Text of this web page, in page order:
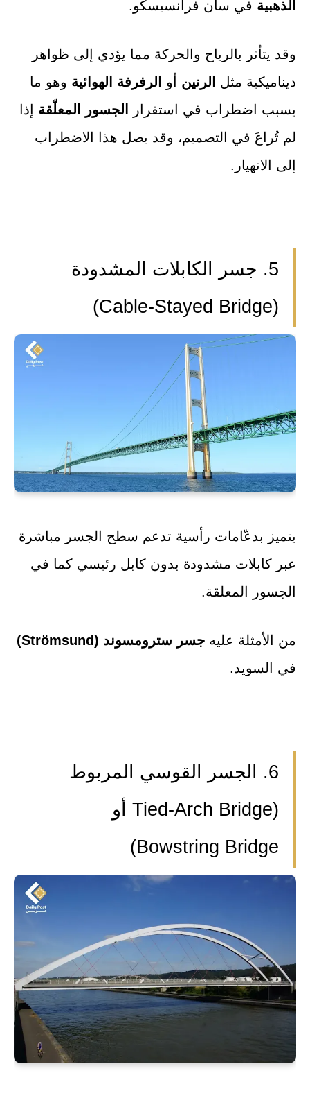
الذهبية في سان فرانسيسكو.
وقد يتأثر بالرياح والحركة مما يؤدي إلى ظواهر
ديناميكية مثل
الرنين أو الرفرفة الهوائية وهو ما
يسبب اضطراب في استقرار
الجسور المعلّقة إذا
لم تُراعَ في التصميم، وقد يصل هذا الاضطراب
إلى الانهيار.
5. جسر الكابلات المشدودة
(Cable-Stayed Bridge)
يتميز بدعّامات رأسية تدعم سطح الجسر مباشرة
عبر كابلات مشدودة بدون كابل رئيسي كما في
الجسور المعلقة.
من الأمثلة عليه جسر سترومسوند (Strömsund)
في السويد.
6. الجسر القوسي المربوط
(Tied-Arch Bridge أو
Bowstring Bridge)